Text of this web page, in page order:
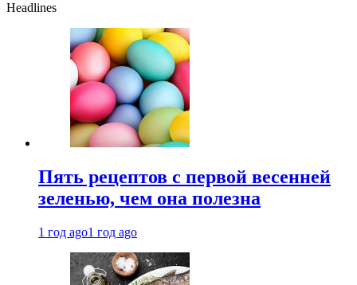
Headlines
Пять рецептов с первой весенней
зеленью, чем она полезна
1 год ago1 год ago